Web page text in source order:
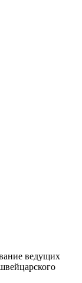
ведущих